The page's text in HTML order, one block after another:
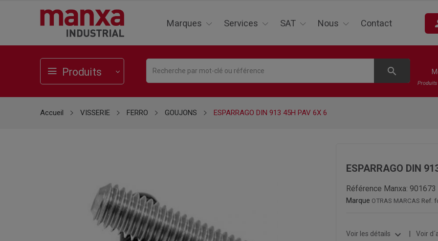
Marques Services SAT Nous Contact
Produits search
Accueil VISSERIE FERRO GOUJONS ESPARRAGO DIN 913 45H PAV 6X 6
ESPARRAGO DIN
Référence Manxa: 901673
Marque OTRAS MARCAS Ref.
Voir les détails expand_more Voir